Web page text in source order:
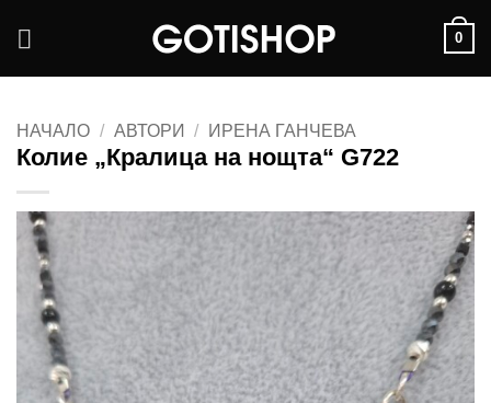
0
НАЧАЛО / АВТОРИ / ИРЕНА ГАНЧЕВА
Колие „Кралица на нощта“ G722